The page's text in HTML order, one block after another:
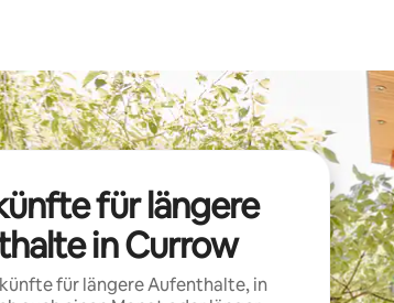
für längere
in Currow
für längere Aufenthalte, in